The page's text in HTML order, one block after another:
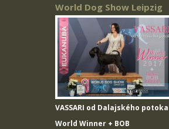
World Dog Show Leipzig
VASSARI od Dalajského potoka
World Winner + BOB